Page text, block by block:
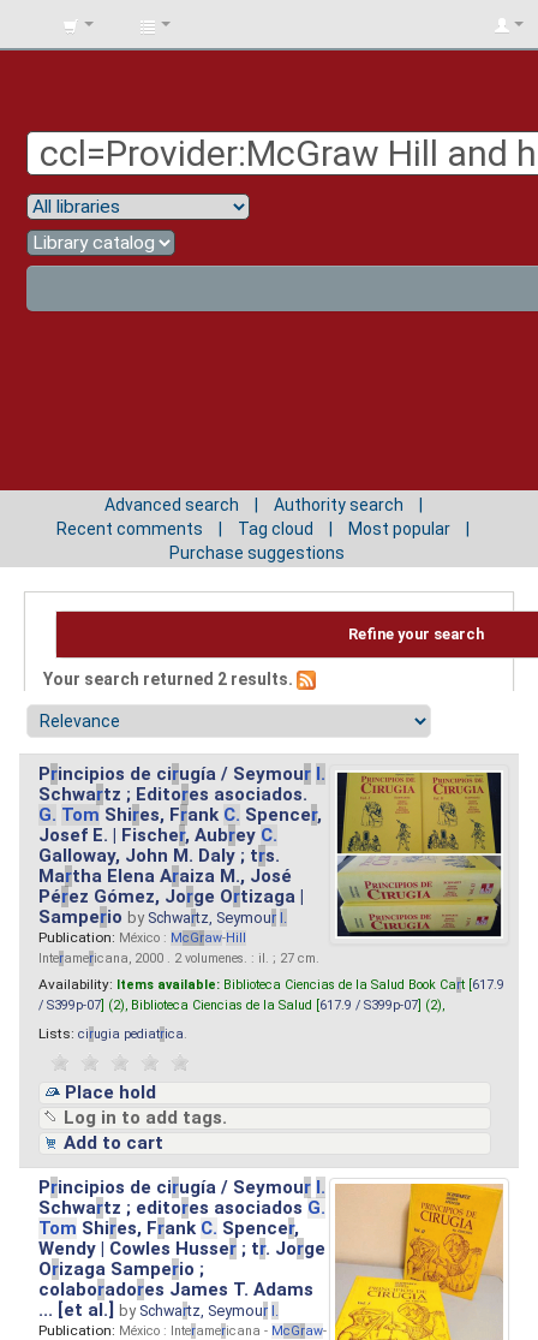
BIBLIOTECA
Advanced search
Authority search
Recent comments
Tag cloud
Most popular
Purchase suggestions
Refine your search
Your search returned 2 results.
Principios de cirugía / Seymour I.
Schwartz ; Editores asociados.
G. Tom Shires, Frank C. Spencer,
Josef E. | Fischer, Aubrey C.
Galloway, John M. Daly ; trs.
Martha Elena Araiza M., José
Pérez Gómez, Jorge Ortizaga |
Samperio by Schwartz, Seymour I.
Publication: México : McGraw-Hill
Interamericana, 2000 . 2 volumenes. : il. ; 27 cm.
Availability: Items available: Biblioteca Ciencias de la Salud Book Cart [ 617.9
/ S399p-07 ] (2), Biblioteca Ciencias de la Salud [ 617.9 / S399p-07 ] (2),
Lists: cirugia pediatrica
Place hold
Log in to add tags.
Add to cart
Principios de cirugía / Seymour I.
Schwartz ; editores asociados G.
Tom Shires, Frank C. Spencer,
Wendy | Cowles Husser ; tr. Jorge
Orizaga Samperio ;
colaboradores James T. Adams
... [et al.]by Schwartz, Seymour I.
Publication: México : Interamericana - McGraw-